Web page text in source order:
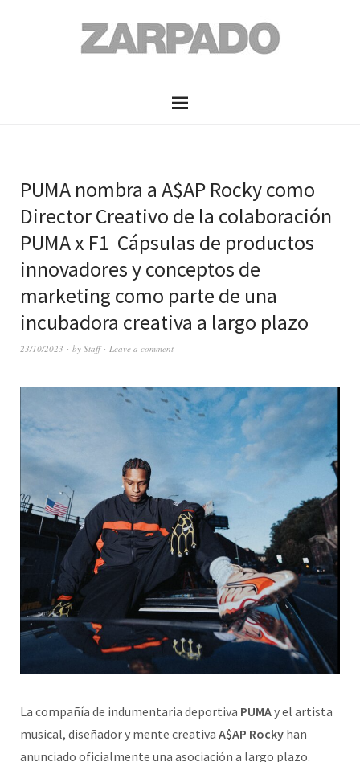
PUMA nombra a A$AP Rocky como
Director Creativo de la colaboración
PUMA x F1 Cápsulas de productos
innovadores y conceptos de
marketing como parte de una
incubadora creativa a largo plazo
23/10/2023 by Staff Leave a comment
La compañía de indumentaria deportiva PUMAy el artista
musical, diseñador y mente creativa A$AP Rocky han
anunciado oficialmente una asociación a largo plazo.